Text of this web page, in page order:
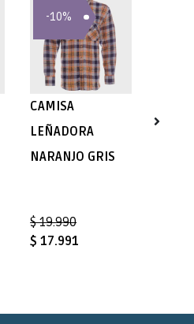
-10%
CAMISA
LEÑADORA
NARANJO GRIS
$ 19.990
$ 17.991